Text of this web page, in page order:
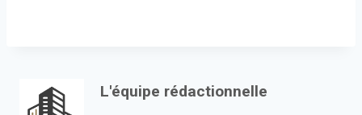
L'équipe rédactionnelle